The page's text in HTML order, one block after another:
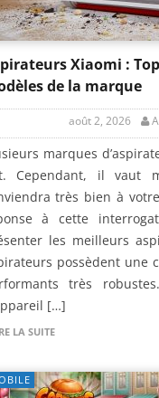
Xiaomi :
de la marque
août 2, 2026
marques
Cependant, il vaut
très bien à
à cette
les meilleurs
possèdent une
très
[…]
LA SUITE